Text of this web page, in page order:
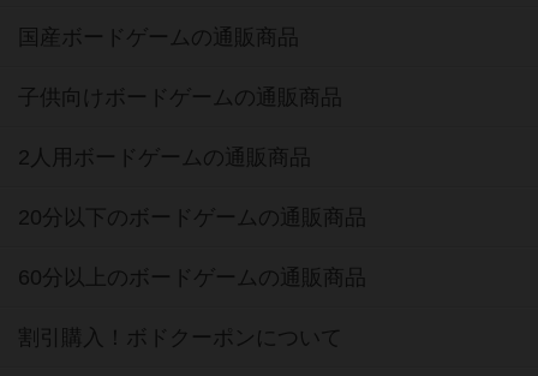
国産ボードゲームの通販商品
子供向けボードゲームの通販商品
2人用ボードゲームの通販商品
20分以下のボードゲームの通販商品
60分以上のボードゲームの通販商品
割引購入！ボドクーポンについて